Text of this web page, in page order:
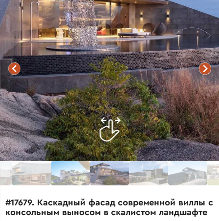
#17679. Каскадный фасад современной виллы с
консольным выносом в скалистом ландшафте